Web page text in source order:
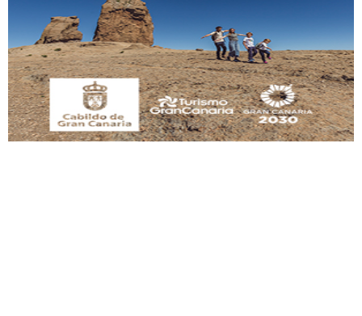
SHIBA PERDIDO AVDA JOSE MESA Y LOPEZ
PERRO MACHO RAZA SHIBA CON MICROCHIP PERDIDO HOY 06/07/2025 ZONA
MESA Y LOPEZ. ES MUY ASUSTADIZO
Leales.org » Gran Canaria | 6.7.2025